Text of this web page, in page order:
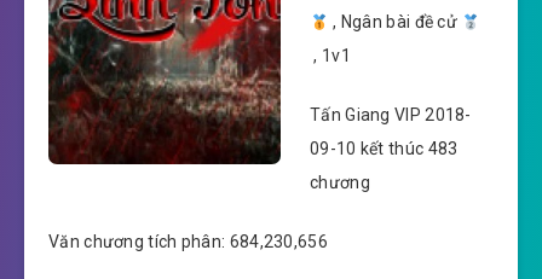
, Ngân bài đề cử
, 1v1
Tấn Giang VIP 2018-
09-10 kết thúc 483
chương
Văn chương tích phân: 684,230,656